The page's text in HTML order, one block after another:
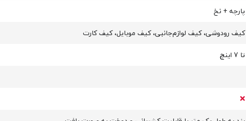
پارچه + نخ
کیف رودوشی، کیف لوازم‌جانبی، کیف موبایل، کیف کارت
تا 7 اینچ